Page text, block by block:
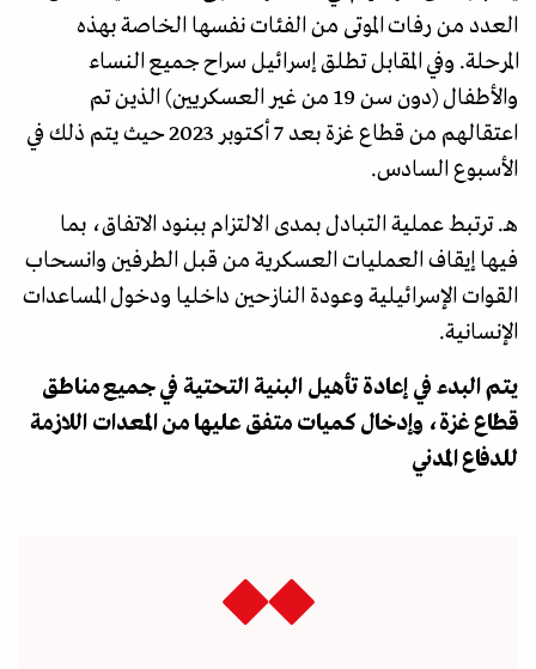
العدد من رفات الموتى من الفئات نفسها الخاصة بهذه
المرحلة. وفي المقابل تطلق إسرائيل سراح جميع النساء
والأطفال (دون سن 19 من غير العسكريين) الذين تم
اعتقالهم من قطاع غزة بعد 7 أكتوبر 2023 حيث يتم ذلك في
الأسبوع السادس.
هـ. ترتبط عملية التبادل بمدى الالتزام ببنود الاتفاق، بما
فيها إيقاف العمليات العسكرية من قبل الطرفين وانسحاب
القوات الإسرائيلية وعودة النازحين داخليا ودخول المساعدات
الإنسانية.
يتم البدء في إعادة تأهيل البنية التحتية في جميع مناطق
قطاع غزة، وإدخال كميات متفق عليها من المعدات اللازمة
للدفاع المدني